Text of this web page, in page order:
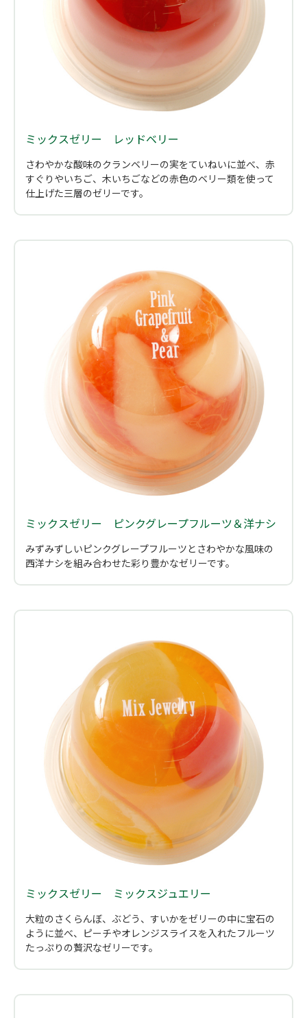
ミックスゼリー レッドベリー
さわやかな酸味のクランベリーの実をていねいに並べ、赤
すぐりやいちご、木いちごなどの赤色のベリー類を使って
仕上げた三層のゼリーです。
ミックスゼリー ピンクグレープフルーツ＆洋ナシ
みずみずしいピンクグレープフルーツとさわやかな風味の
西洋ナシを組み合わせた彩り豊かなゼリーです。
ミックスゼリー ミックスジュエリー
大粒のさくらんぼ、ぶどう、すいかをゼリーの中に宝石の
ように並べ、ピーチやオレンジスライスを入れたフルーツ
たっぷりの贅沢なゼリーです。